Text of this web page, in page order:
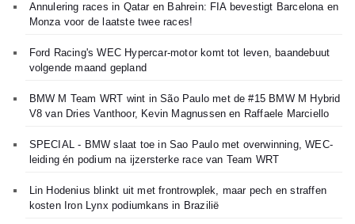
Annulering races in Qatar en Bahrein: FIA bevestigt Barcelona en
Monza voor de laatste twee races!
Ford Racing's WEC Hypercar-motor komt tot leven, baandebuut
volgende maand gepland
BMW M Team WRT wint in São Paulo met de #15 BMW M Hybrid
V8 van Dries Vanthoor, Kevin Magnussen en Raffaele Marciello
SPECIAL - BMW slaat toe in Sao Paulo met overwinning, WEC-
leiding én podium na ijzersterke race van Team WRT
Lin Hodenius blinkt uit met frontrowplek, maar pech en straffen
kosten Iron Lynx podiumkans in Brazilië